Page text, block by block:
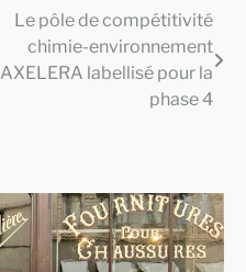
Le pôle de compétitivité
chimie-environnement
AXELERA labellisé pour la
phase 4